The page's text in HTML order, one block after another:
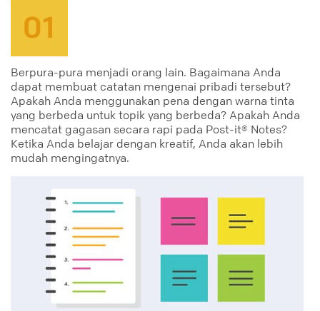
Berpura-pura menjadi orang lain. Bagaimana Anda
dapat membuat catatan mengenai pribadi tersebut?
Apakah Anda menggunakan pena dengan warna tinta
yang berbeda untuk topik yang berbeda? Apakah Anda
mencatat gagasan secara rapi pada Post-it® Notes?
Ketika Anda belajar dengan kreatif, Anda akan lebih
mudah mengingatnya.